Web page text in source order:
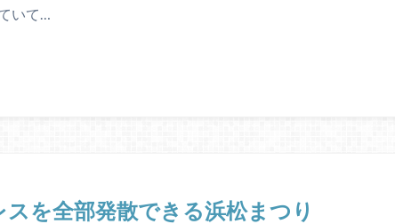
いて…
を全部発散できる浜松まつり